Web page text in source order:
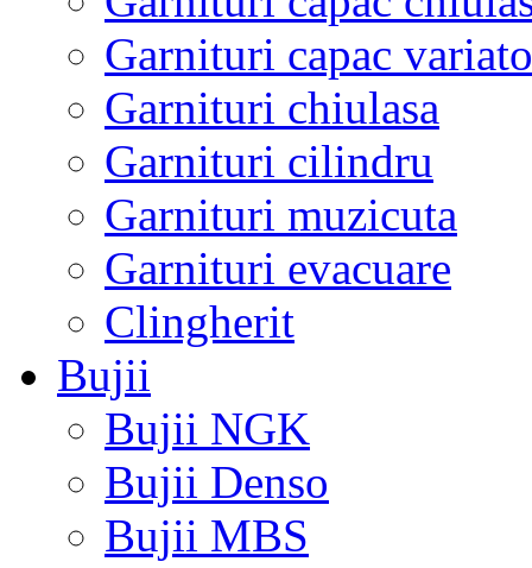
Garnituri capac
Garnituri chiulasa
Garnituri cilindru
Garnituri muzicuta
Garnituri evacuare
Clingherit
Bujii
Bujii NGK
Bujii Denso
Bujii MBS